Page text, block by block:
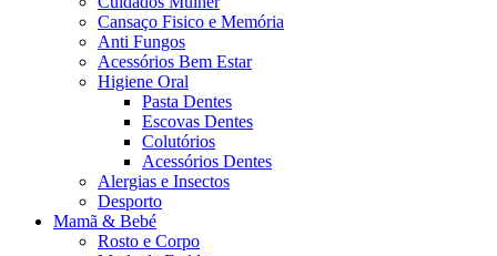
Cansaço Fisico e Memória
Anti Fungos
Acessórios Bem Estar
Higiene Oral
Pasta Dentes
Escovas Dentes
Colutórios
Acessórios Dentes
Alergias e Insectos
Desporto
Mamã & Bebé
Rosto e Corpo